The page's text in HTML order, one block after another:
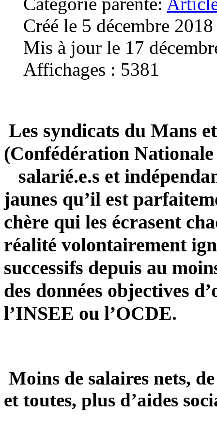
Créé le 5 décembre 2018
Mis à jour le 17
Affichages : 5381
Les syndicats du Mans
(Confédération
salarié.e.s et
jaunes qu’il est
chère qui les écrasent
réalité volontairement
successifs depuis au
des données objectives
l’INSEE ou l’OCDE.
Moins de salaires nets,
et toutes, plus d’aides